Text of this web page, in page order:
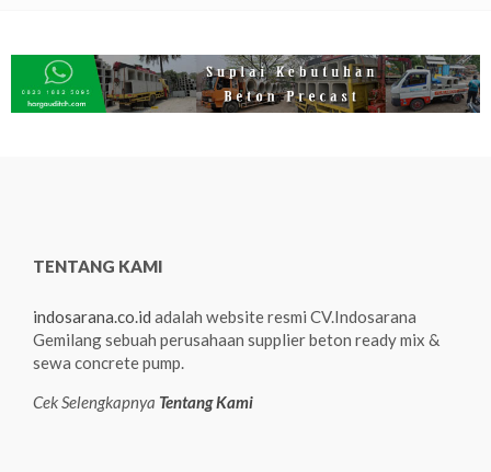
TENTANG KAMI
indosarana.co.id adalah website resmi CV.Indosarana
Gemilang sebuah perusahaan supplier beton ready mix &
sewa concrete pump.
Cek Selengkapnya Tentang Kami